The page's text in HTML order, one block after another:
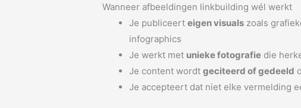
Wanneer afbeeldingen linkbuilding wél werkt
Je publiceerteigen visuals zoals
infographics
Je werkt met unieke fotografie die
Je content wordtgeciteerd of gedeeld
Je accepteert dat niet elke vermelding